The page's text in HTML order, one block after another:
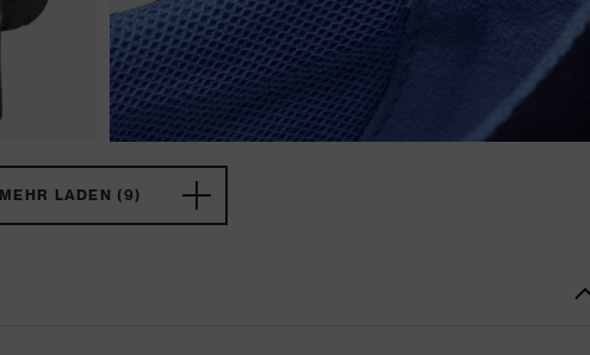
MEHR LADEN (9)